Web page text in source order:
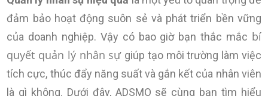
đảm bảo hoạt động suôn sẻ và phát triển bền vững
của doanh nghiệp. Vậy có bao giờ bạn thắc mắc bí
quyết quản lý nhân sự giúp tạo môi trường làm việc
tích cực, thúc đẩy năng suất và gắn kết của nhân viên
là gì không. Dưới đây, ADSMO sẽ cùng bạn tìm hiểu